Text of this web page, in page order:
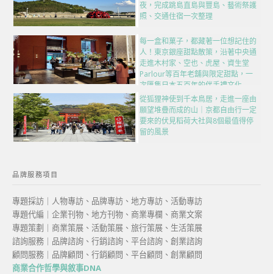
夜，完成跳島直島與豐島、藝術祭護
照、交通住宿一次整理
每一盒和菓子，都藏著一位想記住的
人！東京銀座甜點散策，沿著中央通
走進木村家、空也、虎屋、資生堂
Parlour等百年老舖與限定甜點，一
次匯集日本五百年的伴手禮文化
從狐狸神使到千本鳥居，走進一座由
願望堆疊而成的山｜京都自由行一定
要來的伏見稻荷大社與8個最值得停
留的風景
品牌服務項目
專題採訪｜人物專訪、品牌專訪、地方專訪、活動專訪
專題代編｜企業刊物、地方刊物、商業專欄、商業文案
專題策劃｜商業策展、活動策展、旅行策展、生活策展
諮詢服務｜品牌諮詢、行銷諮詢、平台諮詢、創業諮詢
顧問服務｜品牌顧問、行銷顧問、平台顧問、創業顧問
商業合作哲學與敘事DNA